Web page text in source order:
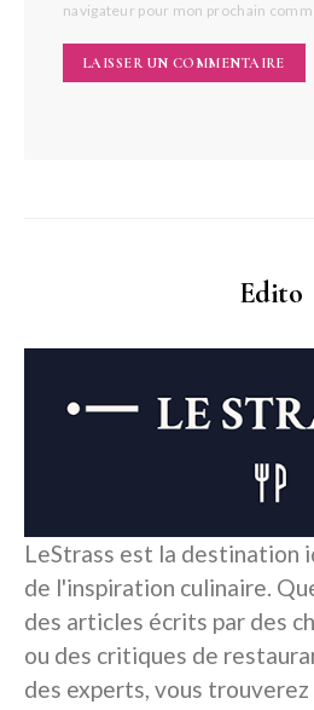
navigateur pour mon prochain
Edito
LeStrass est la destination
de l'inspiration culinaire.
des articles écrits par des
ou des critiques de
des experts, vous